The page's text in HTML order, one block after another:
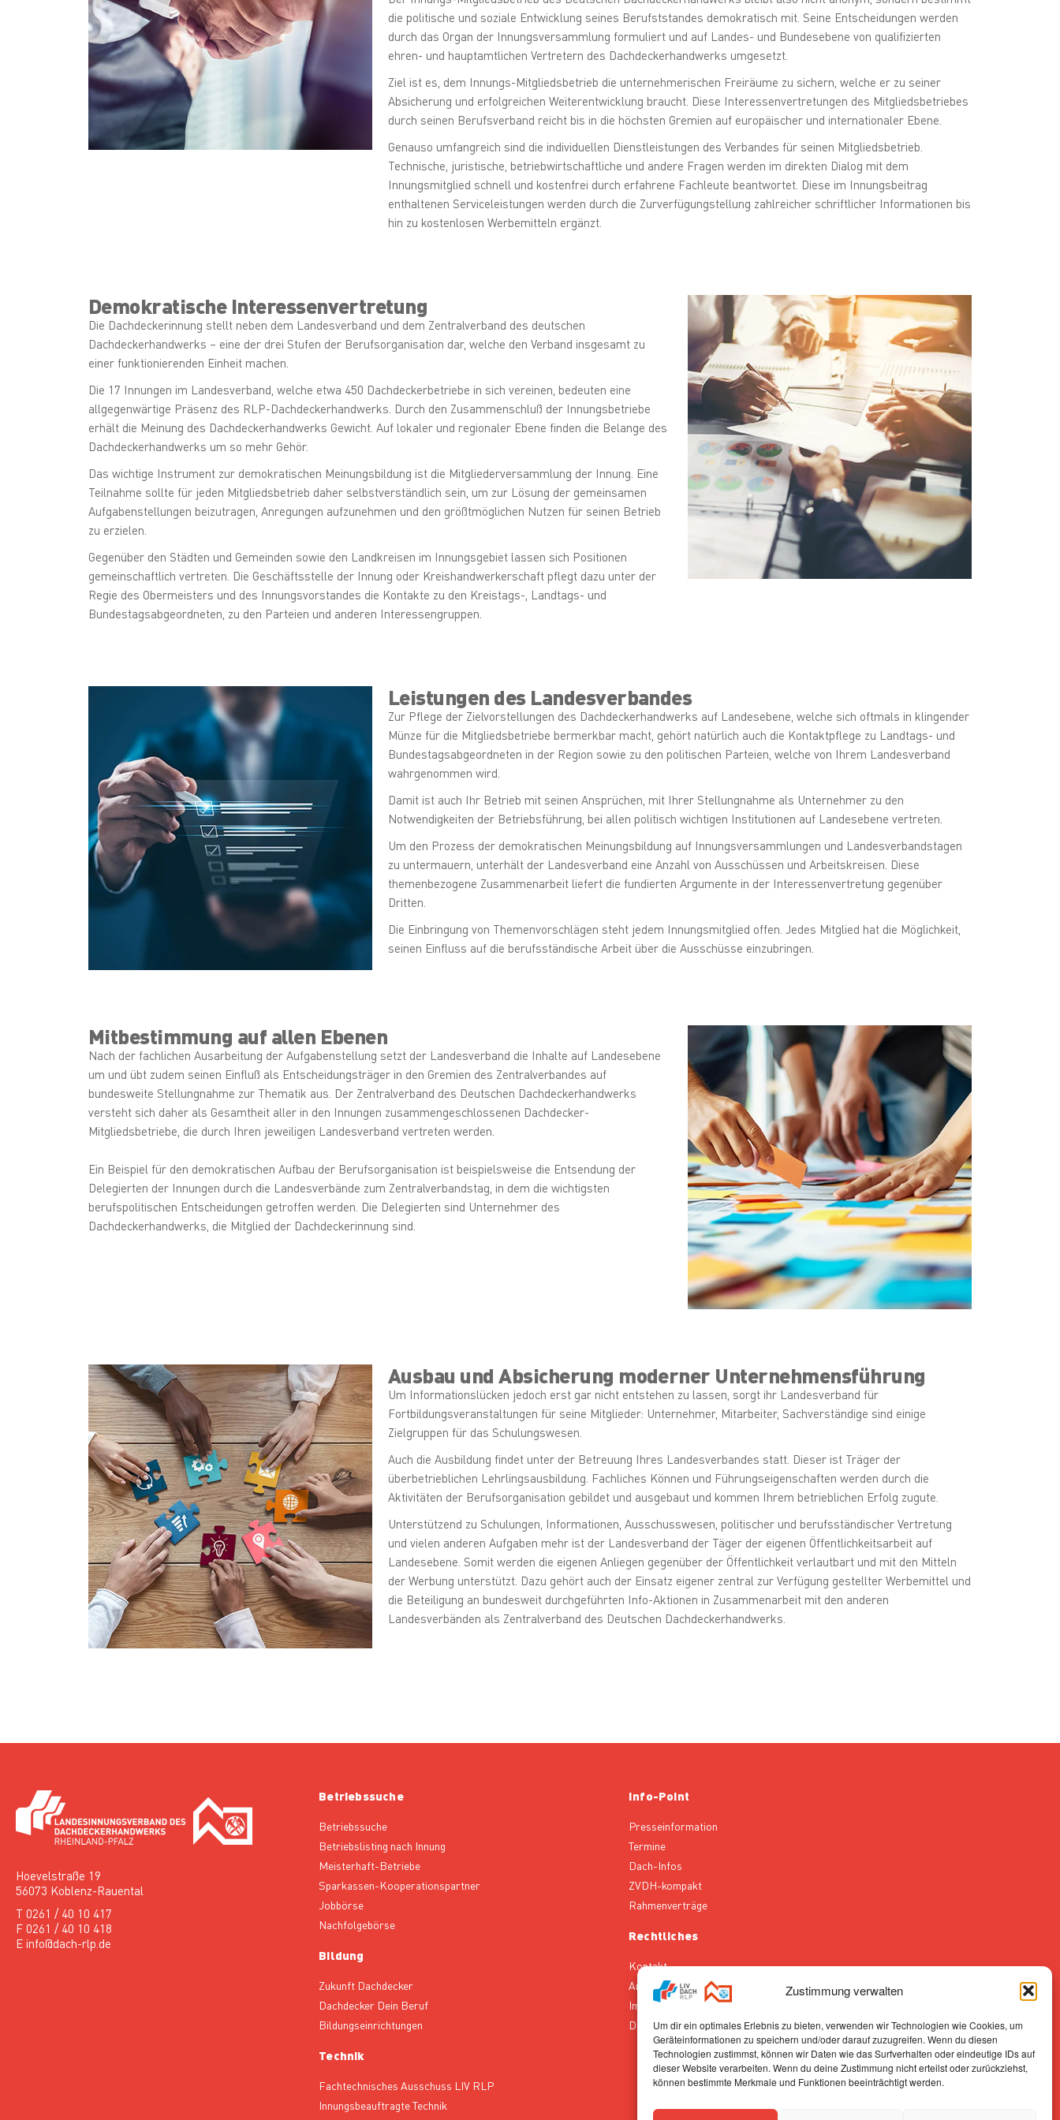
Zustimmung verwalten
Um dir ein optimales Erlebnis zu bieten, verwenden wir Technologien wie Cookies, um
Geräteinformationen zu speichern und/oder darauf zuzugreifen. Wenn du diesen
Technologien zustimmst, können wir Daten wie das Surfverhalten oder eindeutige IDs auf
dieser Website verarbeiten. Wenn du deine Zustimmung nicht erteilst oder zurückziehst,
können bestimmte Merkmale und Funktionen beeinträchtigt werden.
die politische und soziale Entwicklung seines Berufststandes demokratisch mit. Seine Entscheidungen werden
durch das Organ der Innungsversammlung formuliert und auf Landes- und Bundesebene von qualifizierten
ehren- und hauptamtlichen Vertretern des Dachdeckerhandwerks umgesetzt.
Ziel ist es, dem Innungs-Mitgliedsbetrieb die unternehmerischen Freiräume zu sichern, welche er zu seiner
Absicherung und erfolgreichen Weiterentwicklung braucht. Diese Interessenvertretungen des Mitgliedsbetriebes
durch seinen Berufsverband reicht bis in die höchsten Gremien auf europäischer und internationaler Ebene.
Genauso umfangreich sind die individuellen Dienstleistungen des Verbandes für seinen Mitgliedsbetrieb.
Technische, juristische, betriebwirtschaftliche und andere Fragen werden im direkten Dialog mit dem
Innungsmitglied schnell und kostenfrei durch erfahrene Fachleute beantwortet. Diese im Innungsbeitrag
enthaltenen Serviceleistungen werden durch die Zurverfügungstellung zahlreicher schriftlicher Informationen bis
hin zu kostenlosen Werbemitteln ergänzt.
Demokratische Interessenvertretung
Die Dachdeckerinnung stellt neben dem Landesverband und dem Zentralverband des deutschen
Dachdeckerhandwerks – eine der drei Stufen der Berufsorganisation dar, welche den Verband insgesamt zu
einer funktionierenden Einheit machen.
Die 17 Innungen im Landesverband, welche etwa 450 Dachdeckerbetriebe in sich vereinen, bedeuten eine
allgegenwärtige Präsenz des RLP-Dachdeckerhandwerks. Durch den Zusammenschluß der Innungsbetriebe
erhält die Meinung des Dachdeckerhandwerks Gewicht. Auf lokaler und regionaler Ebene finden die Belange des
Dachdeckerhandwerks um so mehr Gehör.
Das wichtige Instrument zur demokratischen Meinungsbildung ist die Mitgliederversammlung der Innung. Eine
Teilnahme sollte für jeden Mitgliedsbetrieb daher selbstverständlich sein, um zur Lösung der gemeinsamen
Aufgabenstellungen beizutragen, Anregungen aufzunehmen und den größtmöglichen Nutzen für seinen Betrieb
zu erzielen.
Gegenüber den Städten und Gemeinden sowie den Landkreisen im Innungsgebiet lassen sich Positionen
gemeinschaftlich vertreten. Die Geschäftsstelle der Innung oder Kreishandwerkerschaft pflegt dazu unter der
Regie des Obermeisters und des Innungsvorstandes die Kontakte zu den Kreistags-, Landtags- und
Bundestagsabgeordneten, zu den Parteien und anderen Interessengruppen.
Leistungen des Landesverbandes
Zur Pflege der Zielvorstellungen des Dachdeckerhandwerks auf Landesebene, welche sich oftmals in klingender
Münze für die Mitgliedsbetriebe bermerkbar macht, gehört natürlich auch die Kontaktpflege zu Landtags- und
Bundestagsabgeordneten in der Region sowie zu den politischen Parteien, welche von Ihrem Landesverband
wahrgenommen wird.
Damit ist auch Ihr Betrieb mit seinen Ansprüchen, mit Ihrer Stellungnahme als Unternehmer zu den
Notwendigkeiten der Betriebsführung, bei allen politisch wichtigen Institutionen auf Landesebene vertreten.
Um den Prozess der demokratischen Meinungsbildung auf Innungsversammlungen und Landesverbandstagen
zu untermauern, unterhält der Landesverband eine Anzahl von Ausschüssen und Arbeitskreisen. Diese
themenbezogene Zusammenarbeit liefert die fundierten Argumente in der Interessenvertretung gegenüber
Dritten.
Die Einbringung von Themenvorschlägen steht jedem Innungsmitglied offen. Jedes Mitglied hat die Möglichkeit,
seinen Einfluss auf die berufsständische Arbeit über die Ausschüsse einzubringen.
Mitbestimmung auf allen Ebenen
Nach der fachlichen Ausarbeitung der Aufgabenstellung setzt der Landesverband die Inhalte auf Landesebene
um und übt zudem seinen Einfluß als Entscheidungsträger in den Gremien des Zentralverbandes auf
bundesweite Stellungnahme zur Thematik aus. Der Zentralverband des Deutschen Dachdeckerhandwerks
versteht sich daher als Gesamtheit aller in den Innungen zusammengeschlossenen Dachdecker-
Mitgliedsbetriebe, die durch Ihren jeweiligen Landesverband vertreten werden.
Ein Beispiel für den demokratischen Aufbau der Berufsorganisation ist beispielsweise die Entsendung der
Delegierten der Innungen durch die Landesverbände zum Zentralverbandstag, in dem die wichtigsten
berufspolitischen Entscheidungen getroffen werden. Die Delegierten sind Unternehmer des
Dachdeckerhandwerks, die Mitglied der Dachdeckerinnung sind.
Ausbau und Absicherung moderner Unternehmensführung
Um Informationslücken jedoch erst gar nicht entstehen zu lassen, sorgt ihr Landesverband für
Fortbildungsveranstaltungen für seine Mitglieder: Unternehmer, Mitarbeiter, Sachverständige sind einige
Zielgruppen für das Schulungswesen.
Auch die Ausbildung findet unter der Betreuung Ihres Landesverbandes statt. Dieser ist Träger der
überbetrieblichen Lehrlingsausbildung. Fachliches Können und Führungseigenschaften werden durch die
Aktivitäten der Berufsorganisation gebildet und ausgebaut und kommen Ihrem betrieblichen Erfolg zugute.
Unterstützend zu Schulungen, Informationen, Ausschusswesen, politischer und berufsständischer Vertretung
und vielen anderen Aufgaben mehr ist der Landesverband der Täger der eigenen Öffentlichkeitsarbeit auf
Landesebene. Somit werden die eigenen Anliegen gegenüber der Öffentlichkeit verlautbart und mit den Mitteln
der Werbung unterstützt. Dazu gehört auch der Einsatz eigener zentral zur Verfügung gestellter Werbemittel und
die Beteiligung an bundesweit durchgeführten Info-Aktionen in Zusammenarbeit mit den anderen
Landesverbänden als Zentralverband des Deutschen Dachdeckerhandwerks.
Hoevelstraße 19
56073 Koblenz-Rauental
T 0261 / 40 10 417
F 0261 / 40 10 418
E info@dach-rlp.de
Betriebssuche
Betriebssuche
Betriebslisting nach Innung
Meisterhaft-Betriebe
Sparkassen-Kooperationspartner
Jobbörse
Nachfolgebörse
Bildung
Zukunft Dachdecker
Dachdecker Dein Beruf
Bildungseinrichtungen
Technik
Fachtechnisches Ausschuss LIV RLP
Innungsbeauftragte Technik
Info-Point
Presseinformation
Termine
Dach-Infos
ZVDH-kompakt
Rahmenverträge
Rechtliches
Kontakt
Ansprechpartner
Impressum
Datenschutz